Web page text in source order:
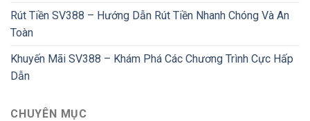
Rút Tiền SV388 – Hướng Dẫn Rút Tiền Nhanh Chóng Và An
Toàn
Khuyến Mãi SV388 – Khám Phá Các Chương Trình Cực Hấp
Dẫn
CHUYÊN MỤC